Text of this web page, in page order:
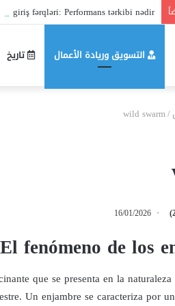
giriş fərqləri: Performans tərkibi nədir?
التسويق وريادة الأعمال تاريخ
/
wild swarm
16/01/2026
El fenómeno de los
que se presenta en la
Un enjambre se caracteriza por